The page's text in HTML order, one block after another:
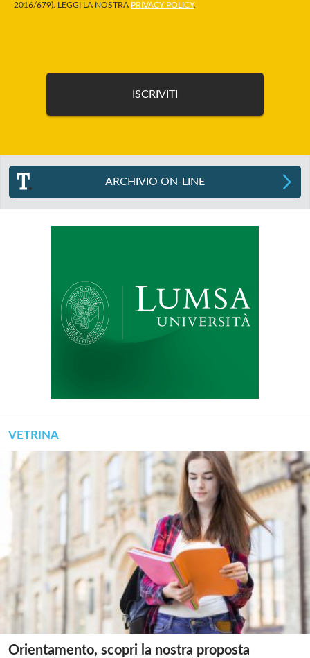
2016/679). LEGGI LA NOSTRA PRIVACY POLICY.
ARCHIVIO ON-LINE
VETRINA
Orientamento, scopri la nostra proposta